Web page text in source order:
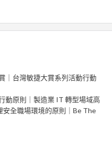
｜台灣敏捷大賞系列活動行動
動原則｜製造業 IT 轉型場域高
全職場環境的原則｜Be The